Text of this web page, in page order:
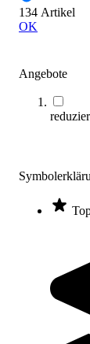
134 Artikel
OK
Angebote
Kübler
Zum